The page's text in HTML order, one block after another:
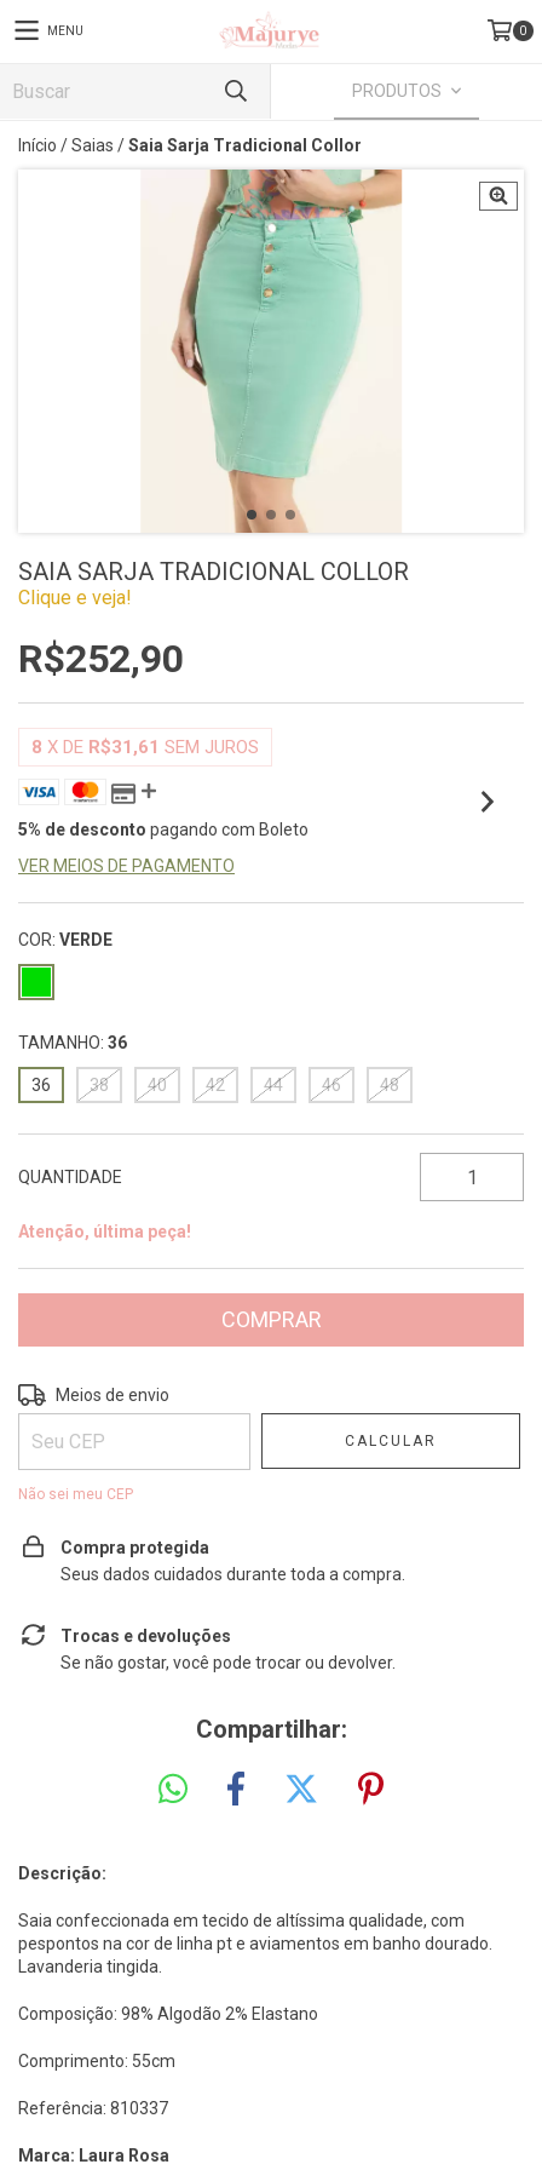
MENU 0
PRODUTOS
Início /Saias /Saia Sarja Tradicional Collor
SAIA SARJA TRADICIONAL COLLOR
Clique e veja!
R$252,90
8 X DE R$31,61 SEM JUROS
5% de desconto pagando com Boleto
VER MEIOS DE PAGAMENTO
COR: VERDE
TAMANHO: 36
36 38 40 42 44 46 48
QUANTIDADE
Atenção, última peça!
Entregas para o CEP:
Meios de envio
CALCULAR
Não sei meu CEP
Compra protegida
Seus dados cuidados durante toda a compra.
Trocas e devoluções
Se não gostar, você pode trocar ou devolver.
Compartilhar:
Descrição:
Saia confeccionada em tecido de altíssima qualidade, com
pespontos na cor de linha pt e aviamentos em banho dourado.
Lavanderia tingida.
Composição: 98% Algodão 2% Elastano
Comprimento: 55cm
Referência: 810337
Marca: Laura Rosa